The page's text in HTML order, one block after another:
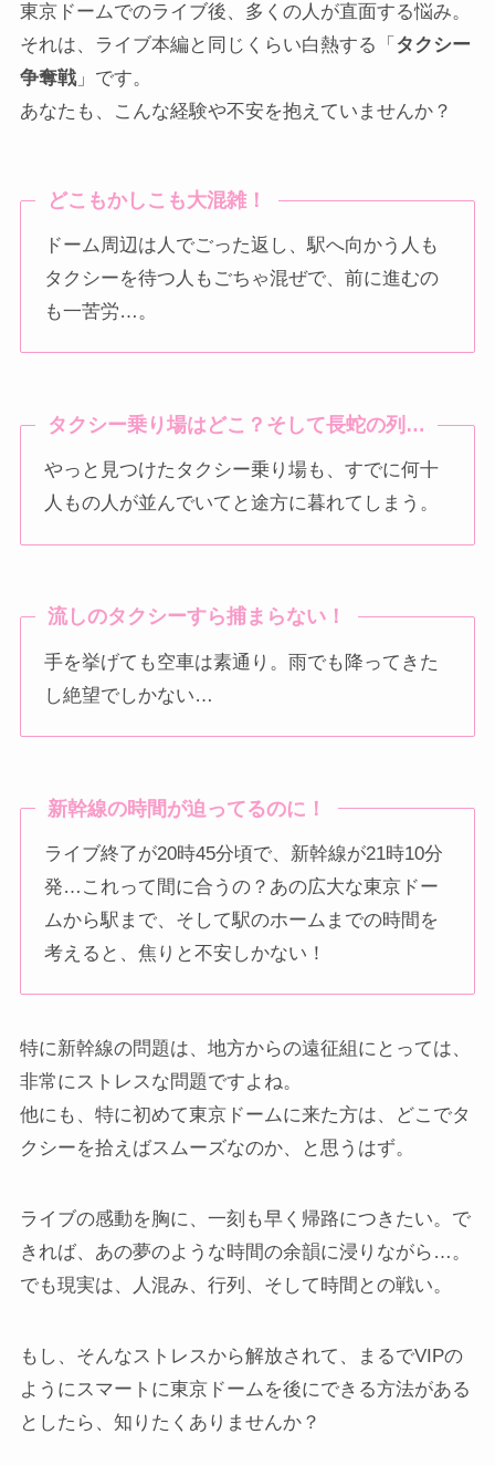
東京ドームでのライブ後、多くの人が直面する悩み。
それは、ライブ本編と同じくらい白熱する「 タクシー
争奪戦」です。
あなたも、こんな経験や不安を抱えていませんか？
どこもかしこも大混雑！
ドーム周辺は人でごった返し、駅へ向かう人も
タクシーを待つ人もごちゃ混ぜで、前に進むの
も一苦労…。
タクシー乗り場はどこ？そして長蛇の列…
やっと見つけたタクシー乗り場も、すでに何十
人もの人が並んでいてと途方に暮れてしまう。
流しのタクシーすら捕まらない！
手を挙げても空車は素通り。雨でも降ってきた
し絶望でしかない…
新幹線の時間が迫ってるのに！
ライブ終了が20時45分頃で、新幹線が21時10分
発…これって間に合うの？あの広大な東京ドー
ムから駅まで、そして駅のホームまでの時間を
考えると、焦りと不安しかない！
特に新幹線の問題は、地方からの遠征組にとっては、
非常にストレスな問題ですよね。
他にも、特に初めて東京ドームに来た方は、どこでタ
クシーを拾えばスムーズなのか、と思うはず。
ライブの感動を胸に、一刻も早く帰路につきたい。で
きれば、あの夢のような時間の余韻に浸りながら…。
でも現実は、人混み、行列、そして時間との戦い。
もし、そんなストレスから解放されて、まるでVIPの
ようにスマートに東京ドームを後にできる方法がある
としたら、知りたくありませんか？